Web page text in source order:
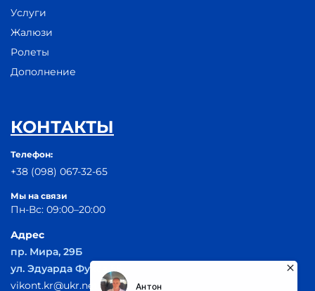
Услуги
Жалюзи
Ролеты
Дополнение
КОНТАКТЫ
Телефон:
+38 (098) 067-32-65
Мы на связи
Пн-Вс: 09:00–20:00
Адрес
пр. Мира, 29Б
ул. Эдуарда Фукса 55
vikont.kr@ukr.net